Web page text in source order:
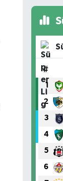
#
1
2
3
4
5
6